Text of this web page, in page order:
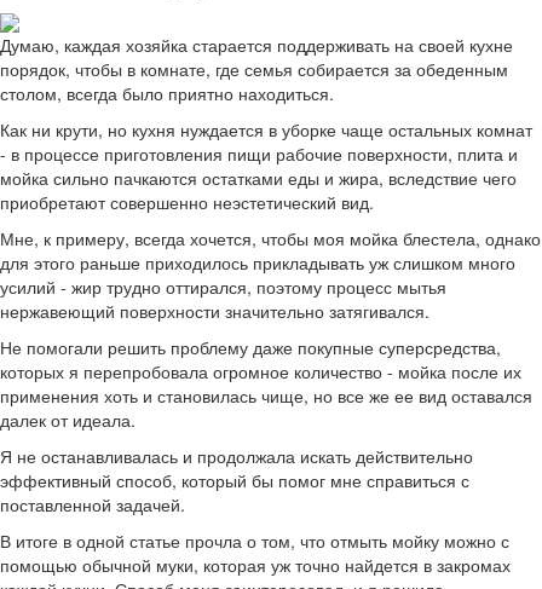
Думаю, каждая хозяйка старается поддерживать на своей кухне
порядок, чтобы в комнате, где семья собирается за обеденным
столом, всегда было приятно находиться.
Как ни крути, но кухня нуждается в уборке чаще остальных комнат
- в процессе приготовления пищи рабочие поверхности, плита и
мойка сильно пачкаются остатками еды и жира, вследствие чего
приобретают совершенно неэстетический вид.
Мне, к примеру, всегда хочется, чтобы моя мойка блестела, однако
для этого раньше приходилось прикладывать уж слишком много
усилий - жир трудно оттирался, поэтому процесс мытья
нержавеющий поверхности значительно затягивался.
Не помогали решить проблему даже покупные суперсредства,
которых я перепробовала огромное количество - мойка после их
применения хоть и становилась чище, но все же ее вид оставался
далек от идеала.
Я не останавливалась и продолжала искать действительно
эффективный способ, который бы помог мне справиться с
поставленной задачей.
В итоге в одной статье прочла о том, что отмыть мойку можно с
помощью обычной муки, которая уж точно найдется в закромах